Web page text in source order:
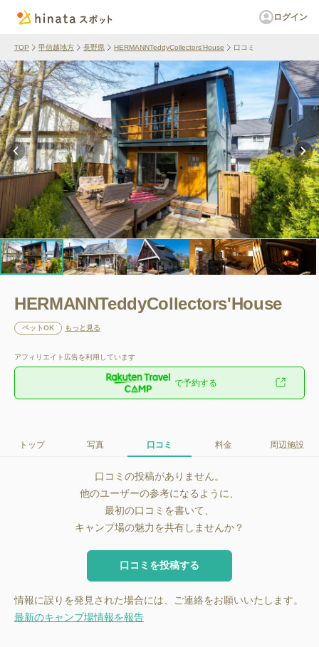
ログイン
TOP 甲信越地方 長野県 HERMANNTeddyCollectors'House 口コミ
HERMANNTeddyCollectors'House
ペットOK もっと見る
アフィリエイト広告を利用しています
で予約する
トップ 写真 口コミ 料金 周辺施設
口コミの投稿がありません。
他のユーザーの参考になるように、
最初の口コミを書いて、
キャンプ場の魅力を共有しませんか？
口コミを投稿する
情報に誤りを発見された場合には、ご連絡をお願いいたします。
最新のキャンプ場情報を報告